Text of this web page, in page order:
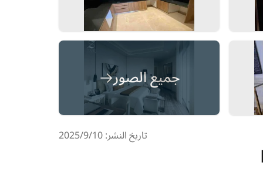
جميع الصور
تاريخ النشر: 10‏‏/9‏‏/2025